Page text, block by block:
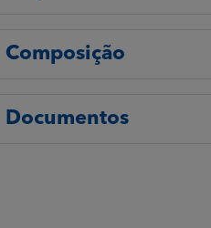
Composição
Documentos